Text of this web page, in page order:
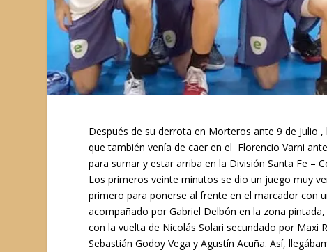
Después de su derrota en Morteros ante 9 de Julio
que también venía de caer en el Florencio Varni
para sumar y estar arriba en la División Santa Fe –
Los primeros veinte minutos se dio un juego muy
primero para ponerse al frente en el marcador con
acompañado por Gabriel Delbón en la zona
con la vuelta de Nicolás Solari secundado por
Sebastián Godoy Vega y Agustín Acuña. Así,